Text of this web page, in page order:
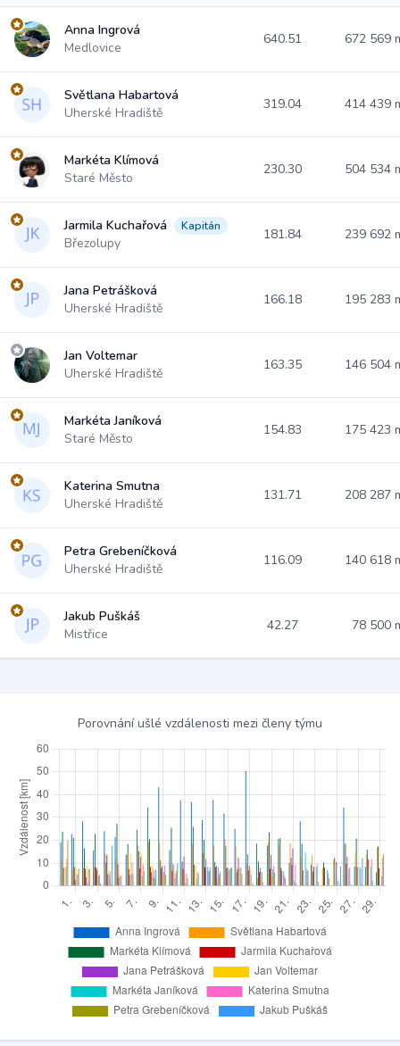
Anna Ingrová
Medlovice
640.51 672 569
Světlana Habartová
Uherské Hradiště
319.04 414 439
Markéta Klímová
Staré Město
230.30 504 534
Jarmila Kuchařová Kapitán
Březolupy
181.84 239 692
Jana Petrášková
Uherské Hradiště
166.18 195 283
Jan Voltemar
Uherské Hradiště
163.35 146 504
Markéta Janíková
Staré Město
154.83 175 423
Katerina Smutna
Uherské Hradiště
131.71 208 287
Petra Grebeníčková
Uherské Hradiště
116.09 140 618
Jakub Puškáš
Mistřice
42.27 78 500
Porovnání ušlé vzdálenosti mezi členy týmu